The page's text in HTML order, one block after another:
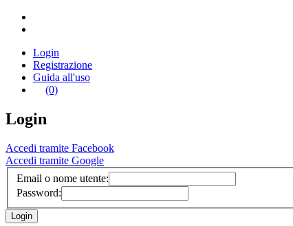
Login
Registrazione
Guida all'uso
(0)
Login
Accedi tramite Facebook
Accedi tramite Google
Email o nome utente:
Password: